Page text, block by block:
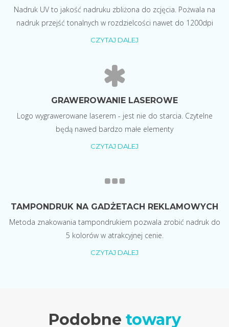
Nadruk UV to jakość nadruku zbliżona do zcjęcia. Pożwala na
nadruk przejść tonalnych w rozdzielcości nawet do 1200dpi
CZYTAJ DALEJ
GRAWEROWANIE LASEROWE
Logo wygrawerowane laserem - jest nie do starcia. Czytelne
będą nawed bardzo małe elementy
CZYTAJ DALEJ
TAMPONDRUK NA GADŻETACH REKLAMOWYCH
Metoda znakowania tampondrukiem pozwala zrobić nadruk do
5 kolorów w atrakcyjnej cenie.
CZYTAJ DALEJ
Podobne towary